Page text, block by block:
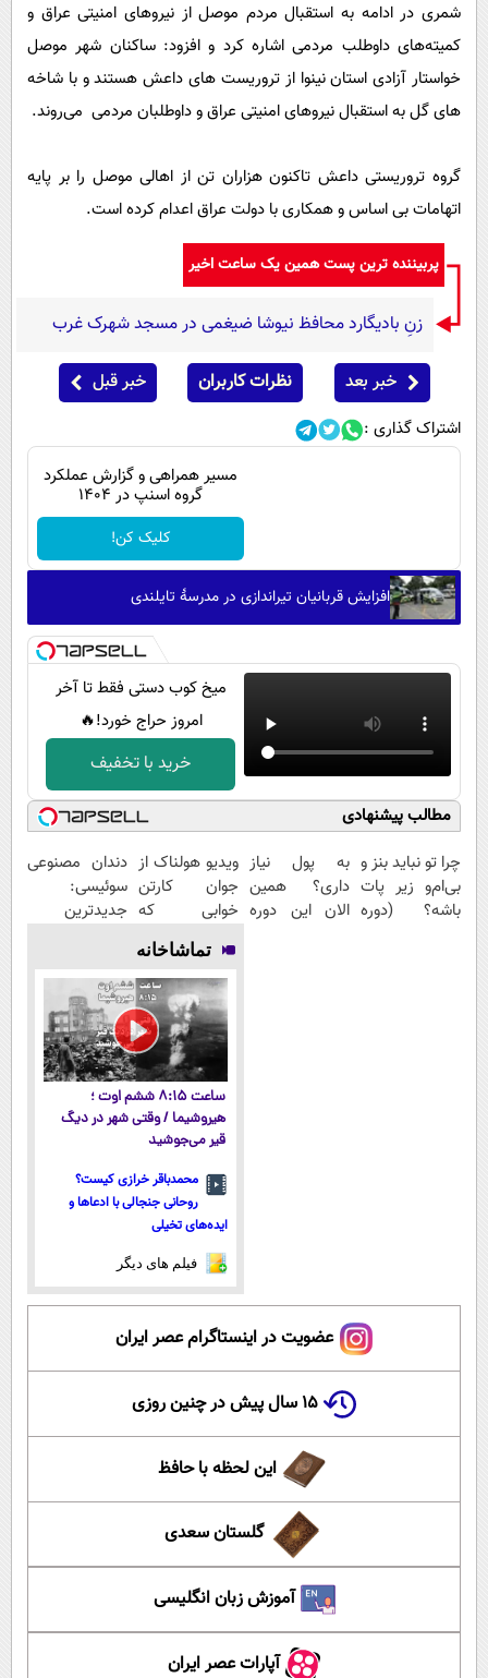
بین الملل
اجتماعی
شمری در ادامه به استقبال مردم موصل از نیروهای امنیتی عراق و
کمیته‌های داوطلب مردمی اشاره کرد و افزود: ساکنان شهر موصل
خواستار آزادی استان نینوا از تروریست های داعش هستند و با شاخه
های گل به استقبال نیروهای امنیتی عراق و داوطلبان مردمی می‌روند.
گروه تروریستی داعش تاکنون هزاران تن از اهالی موصل را بر پایه
اتهامات بی اساس و همکاری با دولت عراق اعدام کرده است.
پربیننده ترین پست همین یک ساعت اخیر
زنِ بادیگارد محافظ نیوشا ضیغمی در مسجد شهرک غرب
خبر بعد نظرات کاربران خبر قبل
اشتراک گذاری :
مسیر همراهی و گزارش عملکرد
گروه اسنپ در ۱۴۰۴
کلیک کن!
افزایش قربانیان تیراندازی در مدرسۀ تایلندی
میخ کوب دستی فقط تا آخر
امروز حراج خورد!🔥
خرید با تخفیف
مطالب پیشنهادی
چرا تو نباید بنز و
بی‌ام‌و زیر پات
باشه؟ (دوره
به پول نیاز
داری؟ همین
الان این دوره
ویدیو هولناک از
جوان کارتن
خوابی که
میلیاردر شد.
آموزش رایگان
دندان مصنوعی
سوئیسی:
جدیدترین
پرداخت قسطی
تماشاخانه
ساعت ۸:۱۵ ششم اوت ؛
هیروشیما / وقتی شهر در دیگ
قیر می‌جوشید
محمدباقر خرازی کیست؟
روحانی جنجالی با ادعاها و
ایده‌های تخیلی
فیلم های دیگر
عضویت در اینستاگرام عصر ایران
۱۵ سال پیش در چنین روزی
این لحظه با حافظ
گلستان سعدی
آموزش زبان انگلیسی
آپارات عصر ایران